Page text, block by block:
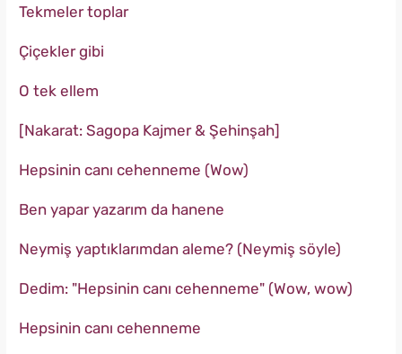
Tekmeler toplar
Çiçekler gibi
O tek ellem
[Nakarat: Sagopa Kajmer & Şehinşah]
Hepsinin canı cehenneme (Wow)
Ben yapar yazarım da hanene
Neymiş yaptıklarımdan aleme? (Neymiş söyle)
Dedim: "Hepsinin canı cehenneme" (Wow, wow)
Hepsinin canı cehenneme